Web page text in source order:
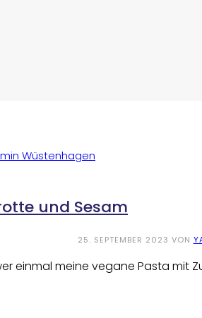
und Sesam
25. SEPTEMBER 2023 VON
einmal meine vegane Pasta mit